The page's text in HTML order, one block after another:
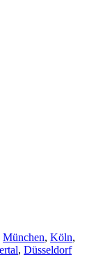
München, Köln,
, Düsseldorf